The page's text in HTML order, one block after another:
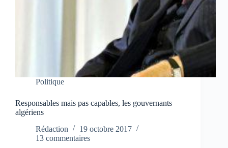
Politique
Responsables mais pas capables, les gouvernants
algériens
Rédaction
19 octobre 2017
13 commentaires